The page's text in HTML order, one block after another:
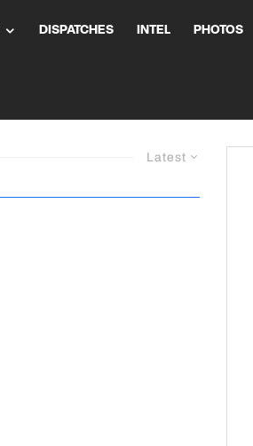
DISPATCHES INTEL PHOTOS
Latest